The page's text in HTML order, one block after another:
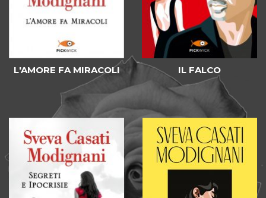
L'AMORE FA MIRACOLI IL FALCO